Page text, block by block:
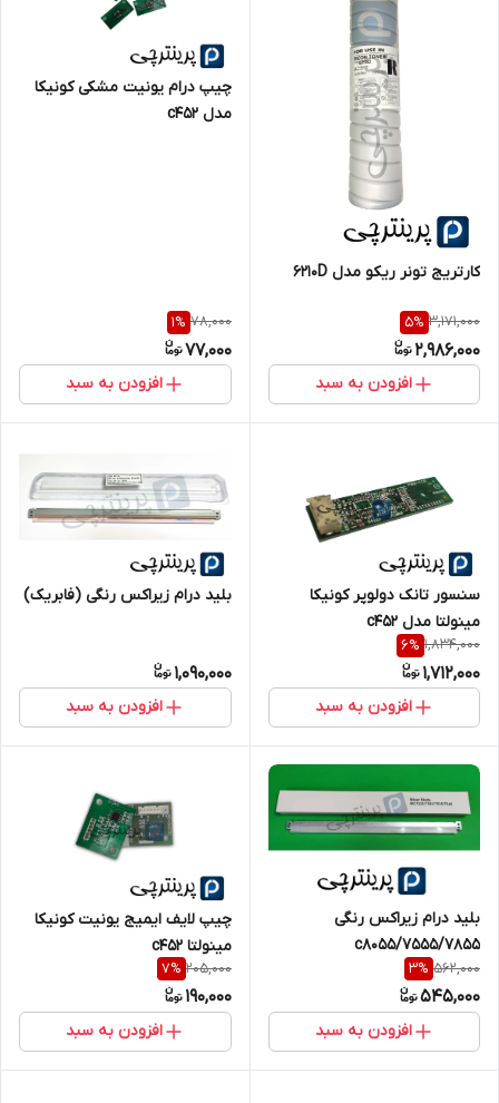
کارتریج تونر ریکو مدل 6210D
3,171,000
5%
2,986,000
افزودن به سبد
چیپ درام یونیت مشکی کونیکا
مدل c452
78,000
1%
77,000
افزودن به سبد
سنسور تانک دولوپر کونیکا
مینولتا مدل c452
1,834,000
6%
1,712,000
افزودن به سبد
بلید درام زیراکس رنگی (فابریک)
1,090,000
افزودن به سبد
بلید درام زیراکس رنگی
7555/7855/c8055
562,000
3%
545,000
افزودن به سبد
چیپ لایف ایمیج یونیت کونیکا
مینولتا c452
205,000
7%
190,000
افزودن به سبد